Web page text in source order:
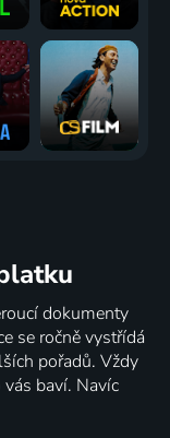
dokumenty
se ročně vystřídá
pořadů. Vždy
baví. Navíc